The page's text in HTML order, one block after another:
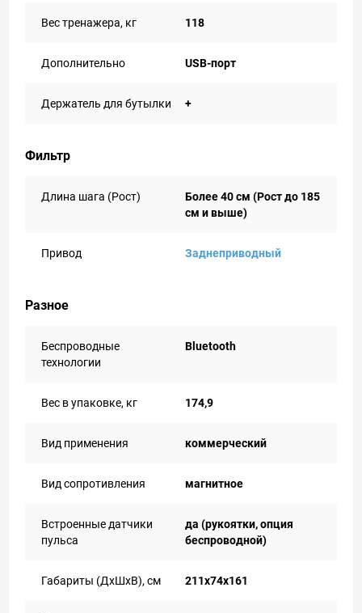
Вес тренажера, кг 118
Дополнительно USB-порт
Держатель для бутылки +
Фильтр
Длина шага (Рост)
Более 40 см (Рост до 185
см и выше)
Привод Заднеприводный
Разное
Беспроводные
технологии
Bluetooth
Вес в упаковке, кг 174,9
Вид применения коммерческий
Вид сопротивления магнитное
Встроенные датчики
пульса
да (рукоятки, опция
беспроводной)
Габариты (ДхШхВ), см 211х74х161